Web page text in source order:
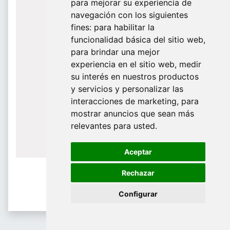
para mejorar su experiencia de
navegación con los siguientes
fines: para habilitar la
funcionalidad básica del sitio web,
para brindar una mejor
experiencia en el sitio web, medir
su interés en nuestros productos
y servicios y personalizar las
interacciones de marketing, para
mostrar anuncios que sean más
relevantes para usted.
Aceptar
Rechazar
Configurar
De Domingo a Viernes
¿Te ayudamos?
688 097 373
​ info@tridecor.net
Contáctanos